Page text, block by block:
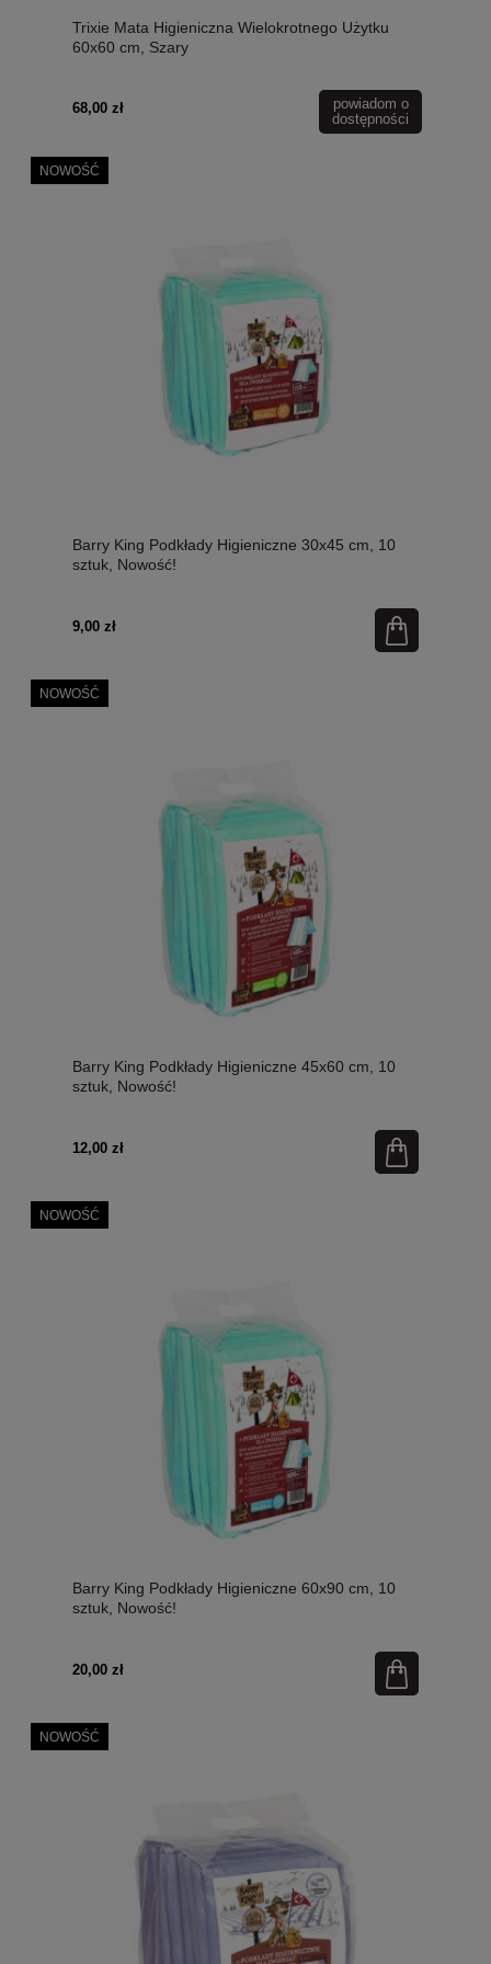
Trixie Mata Higieniczna Wielokrotnego Użytku
60x60 cm, Szary
68,00 zł
powiadom o
dostępności
Barry King Podkłady Higieniczne 30x45 cm, 10
sztuk, Nowość!
9,00 zł
NOWOŚĆ
Barry King Podkłady Higieniczne 45x60 cm, 10
sztuk, Nowość!
12,00 zł
NOWOŚĆ
Barry King Podkłady Higieniczne 60x90 cm, 10
sztuk, Nowość!
20,00 zł
NOWOŚĆ
NOWOŚĆ